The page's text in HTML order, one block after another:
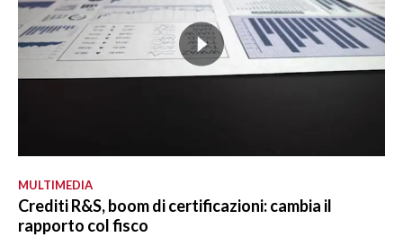
MULTIMEDIA
Crediti R&S, boom di certificazioni: cambia il
rapporto col fisco